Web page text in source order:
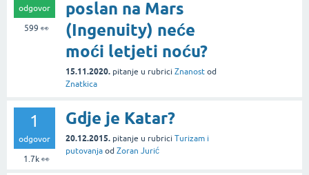
odgovor
599 👀
poslan na Mars
(Ingenuity) neće
moći letjeti noću?
15.11.2020. pitanje u rubrici Znanost od
Znatkica
1
odgovor
1.7k👀
Gdje je Katar?
20.12.2015. pitanje u rubrici Turizam i
putovanja od Zoran Jurić